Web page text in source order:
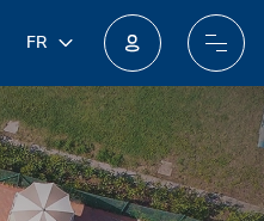
FR
EN
DE
PL
NL